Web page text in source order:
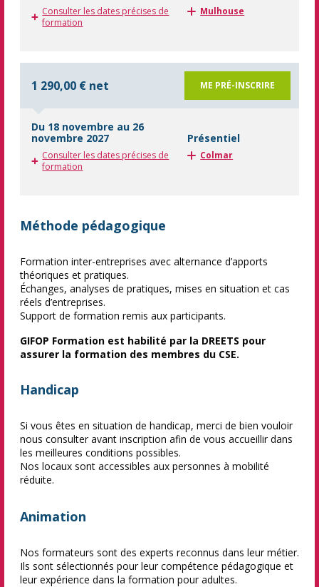
Consulter les dates précises de
formation
Mulhouse
Du 18 novembre au 26
novembre 2027
Consulter les dates précises de
formation
Présentiel
Colmar
1 290,00 € net ME PRÉ-INSCRIRE
Méthode pédagogique
Formation inter-entreprises avec alternance d’apports
théoriques et pratiques.
Échanges, analyses de pratiques, mises en situation et cas
réels d’entreprises.
Support de formation remis aux participants.
GIFOP Formation est habilité par la DREETS pour
assurer la formation des membres du CSE.
Handicap
Si vous êtes en situation de handicap, merci de bien vouloir
nous consulter avant inscription afin de vous accueillir dans
les meilleures conditions possibles.
Nos locaux sont accessibles aux personnes à mobilité
réduite.
Animation
Nos formateurs sont des experts reconnus dans leur métier.
Ils sont sélectionnés pour leur compétence pédagogique et
leur expérience dans la formation pour adultes.